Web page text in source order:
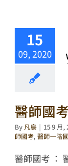
15
09, 2020
醫師國
By 凡鳥 | 15 9 月,
師國考, 醫師一階
醫師國考 ：